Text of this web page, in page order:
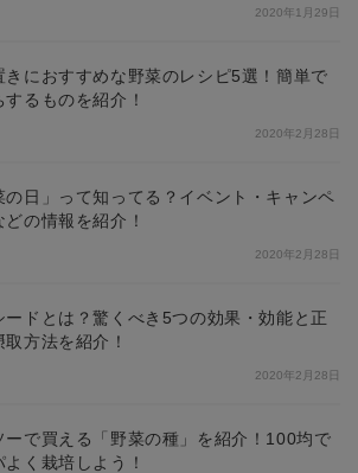
2020年1月29日
きにおすすめな野菜のレシピ5選！簡単で
するものを紹介！
2020年2月28日
の日」って知ってる？イベント・キャンペ
どの情報を紹介！
2020年2月28日
ードとは？驚くべき5つの効果・効能と正
取方法を紹介！
2020年2月28日
ーで買える「野菜の種」を紹介！100均で
よく栽培しよう！